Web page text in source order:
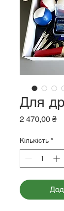
Для
2 470,00 ₴
Кількість *